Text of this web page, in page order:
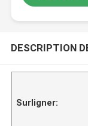
DESCRIPTION
Surligner: